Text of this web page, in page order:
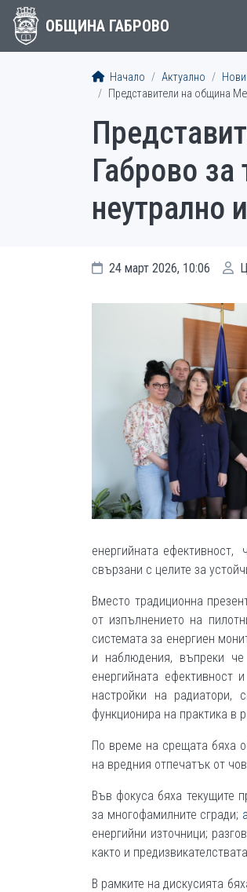
ОБЩИНА ГАБРОВО
Начало Актуално
Представители на община
Габрово
неутрално
24 март 2026, 10:06
енергийната ефективност,
свързани с целите за
Вместо традиционна
от изпълнението на
системата за енергиен
и наблюдения, въпреки че
енергийната ефективност
настройки на радиатори,
функционира на практика в
По време на срещата бяха
на вредния отпечатък от
Във фокуса бяха текущите
за многофамилните сгради;
енергийни източници;
както и
В рамките на дискусията